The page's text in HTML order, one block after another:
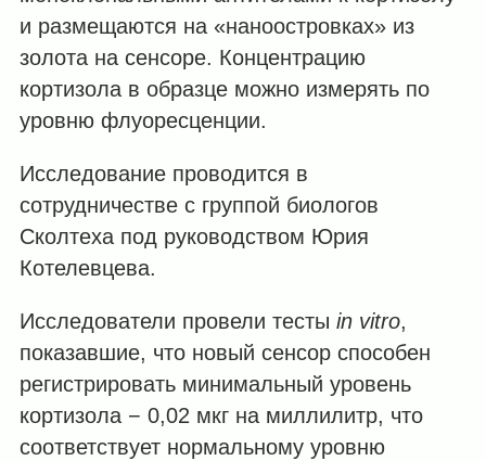
и размещаются на «наноостровках» из
золота на сенсоре. Концентрацию
кортизола в образце можно измерять по
уровню флуоресценции.
Исследование проводится в
сотрудничестве с группой биологов
Сколтеха под руководством Юрия
Котелевцева.
Исследователи провели тесты in vitro,
показавшие, что новый сенсор способен
регистрировать минимальный уровень
кортизола − 0,02 мкг на миллилитр, что
соответствует нормальному уровню